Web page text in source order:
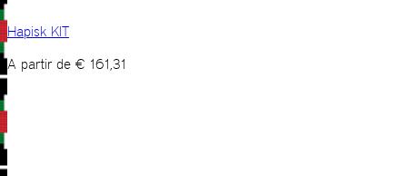
Hapisk KIT
A partir de € 161,31